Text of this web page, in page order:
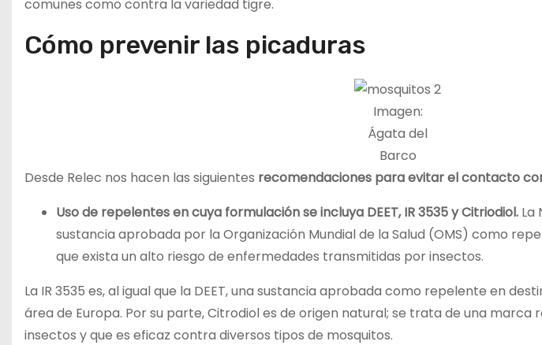
comunes como contra la variedad tigre.
Cómo prevenir las picaduras
Imagen:
Ágata del
Barco
Desde Relec nos hacen las siguientes recomendaciones para evitar el contacto
Uso de repelentes en cuya formulación se incluya DEET, IR 3535 y Citriodiol. La
sustancia aprobada por la Organización Mundial de la Salud (OMS) como
que exista un alto riesgo de enfermedades transmitidas por insectos.
La IR 3535 es, al igual que la DEET, una sustancia aprobada como repelente en
área de Europa. Por su parte, Citrodiol es de origen natural; se trata de una
insectos y que es eficaz contra diversos tipos de mosquitos.